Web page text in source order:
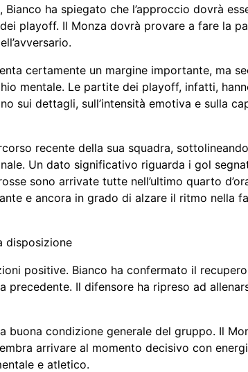
, Bianco ha spiegato che l’approccio dovrà
playoff. Il Monza dovrà provare a fare la
certamente un margine importante, ma
mentale. Le partite dei playoff, infatti,
sui dettagli, sull’intensità emotiva e sulla
recente della sua squadra,
Un dato significativo riguarda i gol
sono arrivate tutte nell’ultimo quarto
e ancora in grado di alzare il ritmo nella
disposizione
positive. Bianco ha confermato il
precedente. Il difensore ha ripreso ad
buona condizione generale del gruppo. Il
arrivare al momento decisivo con
e atletico.